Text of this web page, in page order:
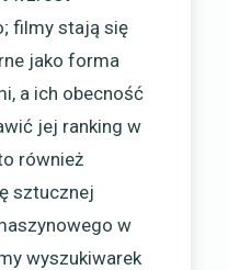
filmy stają się
jako forma
a ich obecność
jej ranking w
również
sztucznej
w
wyszukiwarek